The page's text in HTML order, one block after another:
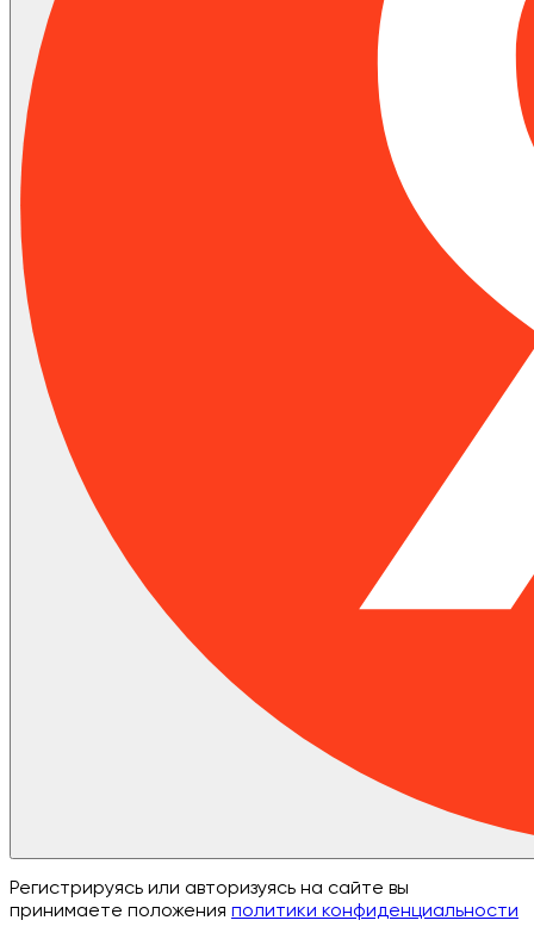
Регистрируясь или авторизуясь на сайте вы
принимаете положения политики конфиденциальности